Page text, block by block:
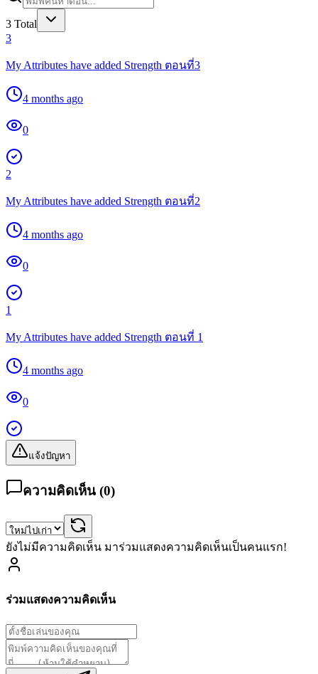
3 Total
3
My Attributes have added Strength ตอนที่3
4 months ago
0
2
My Attributes have added Strength ตอนที่2
4 months ago
0
1
My Attributes have added Strength ตอนที่ 1
4 months ago
0
แจ้งปัญหา
ความคิดเห็น (0)
ยังไม่มีความคิดเห็น มาร่วมแสดงความคิดเห็นเป็นคนแรก!
ร่วมแสดงความคิดเห็น